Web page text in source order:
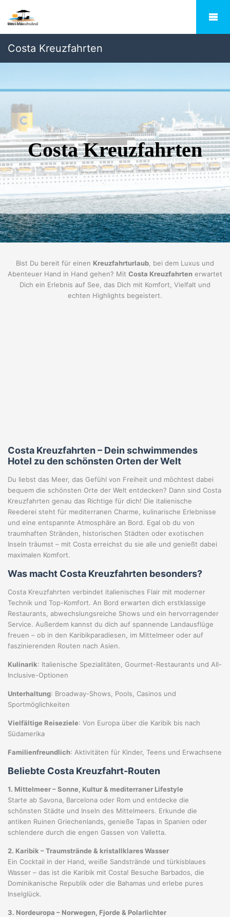
Costa Kreuzfahrten
Costa Kreuzfahrten
Bist Du bereit für einen Kreuzfahrturlaub , bei dem Luxus und
Abenteuer Hand in Hand gehen? Mit Costa Kreuzfahrten erwartet
Dich ein Erlebnis auf See, das Dich mit Komfort, Vielfalt und
echten Highlights begeistert.
Costa Kreuzfahrten – Dein schwimmendes
Hotel zu den schönsten Orten der Welt
Du liebst das Meer, das Gefühl von Freiheit und möchtest dabei
bequem die schönsten Orte der Welt entdecken? Dann sind Costa
Kreuzfahrten genau das Richtige für dich! Die italienische
Reederei steht für mediterranen Charme, kulinarische Erlebnisse
und eine entspannte Atmosphäre an Bord. Egal ob du von
traumhaften Stränden, historischen Städten oder exotischen
Inseln träumst – mit Costa erreichst du sie alle und genießt dabei
maximalen Komfort.
Was macht Costa Kreuzfahrten besonders?
Costa Kreuzfahrten verbindet italienisches Flair mit moderner
Technik und Top-Komfort. An Bord erwarten dich erstklassige
Restaurants, abwechslungsreiche Shows und ein hervorragender
Service. Außerdem kannst du dich auf spannende Landausflüge
freuen – ob in den Karibikparadiesen, im Mittelmeer oder auf
faszinierenden Routen nach Asien.
Kulinarik: Italienische Spezialitäten, Gourmet-Restaurants und All-
Inclusive-Optionen
Unterhaltung: Broadway-Shows, Pools, Casinos und
Sportmöglichkeiten
Vielfältige Reiseziele: Von Europa über die Karibik bis nach
Südamerika
Familienfreundlich: Aktivitäten für Kinder, Teens und Erwachsene
Beliebte Costa Kreuzfahrt-Routen
1. Mittelmeer – Sonne, Kultur & mediterraner Lifestyle
Starte ab Savona, Barcelona oder Rom und entdecke die
schönsten Städte und Inseln des Mittelmeers. Erkunde die
antiken Ruinen Griechenlands, genieße Tapas in Spanien oder
schlendere durch die engen Gassen von Valletta.
2. Karibik – Traumstrände & kristallklares Wasser
Ein Cocktail in der Hand, weiße Sandstrände und türkisblaues
Wasser – das ist die Karibik mit Costa! Besuche Barbados, die
Dominikanische Republik oder die Bahamas und erlebe pures
Inselglück.
3. Nordeuropa – Norwegen, Fjorde & Polarlichter